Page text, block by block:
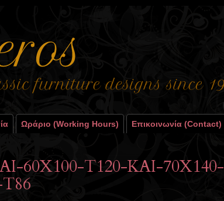
Ωράριο (working Hours) Επικοινωνία (contact)
60X100-T120-KAI-70X140-